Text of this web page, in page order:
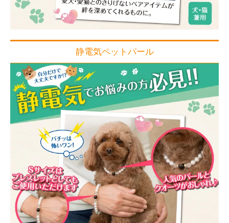
静電気ペットパール